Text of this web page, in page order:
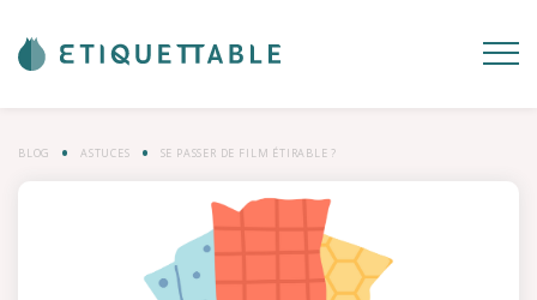
BLOG ASTUCES SE PASSER DE FILM ÉTIRABLE ?